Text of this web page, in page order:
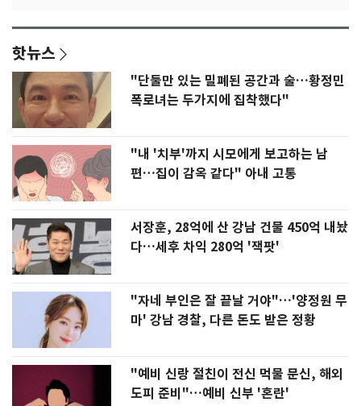
핫뉴스
"단둘만 있는 밀폐된 공간과 술…황정민
폭로녀는 두가지에 집착했다"
"내 '치부'까지 시모에게 보고하는 남
편…집이 감옥 같다" 아내 고통
서장훈, 28억에 산 강남 건물 450억 내놨
다…세후 차익 280억 '잭팟'
"자네 부인은 잘 끝날 거야"…'양정원 무
마' 강남 경찰, 다른 돈도 받은 정황
"예비 신랑 절친이 전신 먹물 문신, 해외
도피 준비"…예비 신부 '혼란'